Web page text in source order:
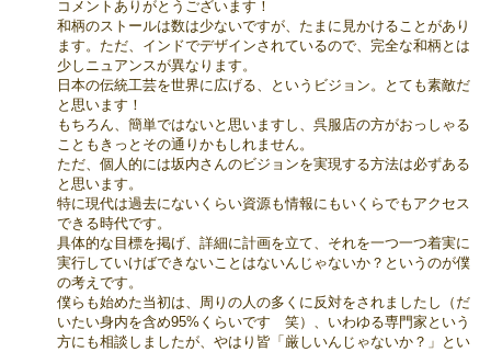
コメントありがとうございます！
和柄のストールは数は少ないですが、たまに見かけることがあり
ます。ただ、インドでデザインされているので、完全な和柄とは
少しニュアンスが異なります。
日本の伝統工芸を世界に広げる、というビジョン。とても素敵だ
と思います！
もちろん、簡単ではないと思いますし、呉服店の方がおっしゃる
こともきっとその通りかもしれません。
ただ、個人的には坂内さんのビジョンを実現する方法は必ずある
と思います。
特に現代は過去にないくらい資源も情報にもいくらでもアクセス
できる時代です。
具体的な目標を掲げ、詳細に計画を立て、それを一つ一つ着実に
実行していけばできないことはないんじゃないか？というのが僕
の考えです。
僕らも始めた当初は、周りの人の多くに反対をされましたし（だ
いたい身内を含め95%くらいです 笑）、いわゆる専門家という
方にも相談しましたが、やはり皆「厳しいんじゃないか？」とい